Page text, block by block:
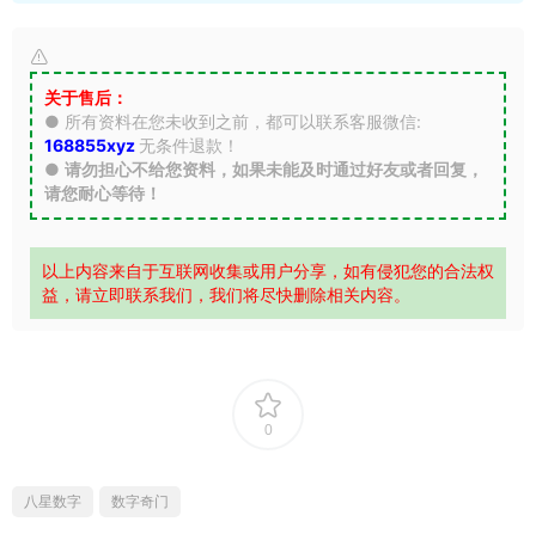
关于售后：
● 所有资料在您未收到之前，都可以联系客服微信:
168855xyz 无条件退款！
● 请勿担心不给您资料，如果未能及时通过好友或者回复，
请您耐心等待！
以上内容来自于互联网收集或用户分享，如有侵犯您的合法权
益，请立即联系我们，我们将尽快删除相关内容。
0
八星数字 数字奇门